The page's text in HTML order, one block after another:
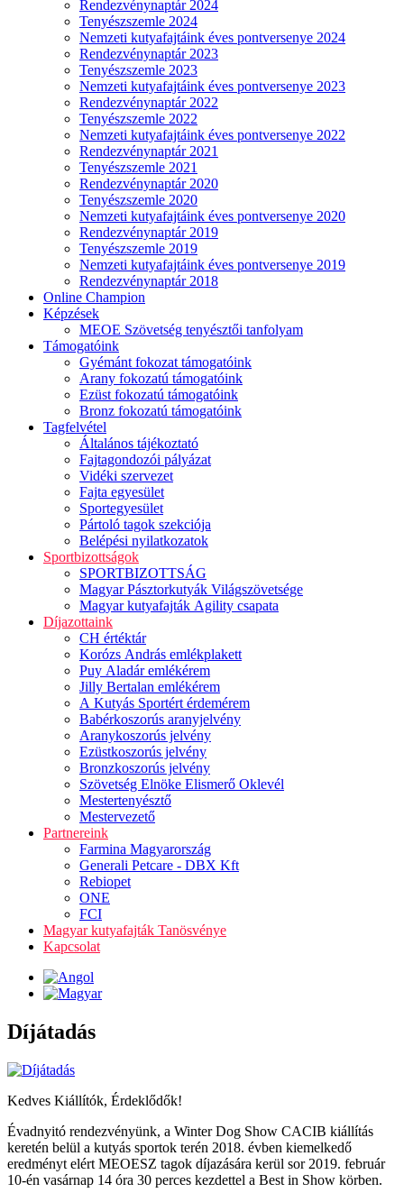
Rendezvénynaptár 2024
Tenyészszemle 2024
Nemzeti kutyafajtáink éves pontversenye 2024
Rendezvénynaptár 2023
Tenyészszemle 2023
Nemzeti kutyafajtáink éves pontversenye 2023
Rendezvénynaptár 2022
Tenyészszemle 2022
Nemzeti kutyafajtáink éves pontversenye 2022
Rendezvénynaptár 2021
Tenyészszemle 2021
Rendezvénynaptár 2020
Tenyészszemle 2020
Nemzeti kutyafajtáink éves pontversenye 2020
Rendezvénynaptár 2019
Tenyészszemle 2019
Nemzeti kutyafajtáink éves pontversenye 2019
Rendezvénynaptár 2018
Online Champion
Képzések
MEOE Szövetség tenyésztői tanfolyam
Támogatóink
Gyémánt fokozat támogatóink
Arany fokozatú támogatóink
Ezüst fokozatú támogatóink
Bronz fokozatú támogatóink
Tagfelvétel
Általános tájékoztató
Fajtagondozói pályázat
Vidéki szervezet
Fajta egyesület
Sportegyesület
Pártoló tagok szekciója
Belépési nyilatkozatok
Sportbizottságok
SPORTBIZOTTSÁG
Magyar Pásztorkutyák Világszövetsége
Magyar kutyafajták Agility csapata
Díjazottaink
CH értéktár
Korózs András emlékplakett
Puy Aladár emlékérem
Jilly Bertalan emlékérem
A Kutyás Sportért érdemérem
Babérkoszorús aranyjelvény
Aranykoszorús jelvény
Ezüstkoszorús jelvény
Bronzkoszorús jelvény
Szövetség Elnöke Elismerő Oklevél
Mestertenyésztő
Mestervezető
Partnereink
Farmina Magyarország
Generali Petcare - DBX Kft
Rebiopet
ONE
FCI
Magyar kutyafajták Tanösvénye
Kapcsolat
Díjátadás
Kedves Kiállítók, Érdeklődők!
Évadnyitó rendezvényünk, a Winter Dog Show CACIB kiállítás
keretén belül a kutyás sportok terén 2018. évben kiemelkedő
eredményt elért MEOESZ tagok díjazására kerül sor 2019. február
10-én vasárnap 14 óra 30 perces kezdettel a Best in Show körben.